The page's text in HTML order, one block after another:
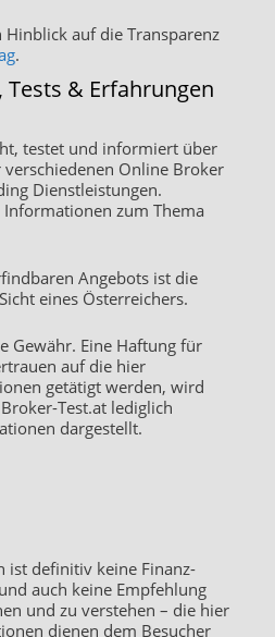
auf die Transparenz
.
Tests & Erfahrungen
testet und informiert über
Online Broker
Dienstleistungen.
zum Thema
Angebots ist die
eines Österreichers.
Gewähr. Eine Haftung für
auf die hier
getätigt werden, wird
Test.at lediglich
dargestellt.
ist definitiv keine Finanz-
auch keine Empfehlung
und zu verstehen – die hier
dienen dem Besucher